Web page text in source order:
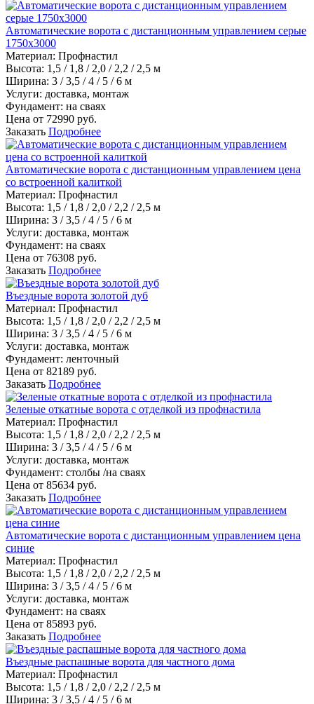
Автоматические ворота с дистанционным управлением серые
1750х3000
Материал: Профнастил
Высота: 1,5 / 1,8 / 2,0 / 2,2 / 2,5 м
Ширина: 3 / 3,5 / 4 / 5 / 6 м
Услуги: доставка, монтаж
Фундамент: на сваях
Цена от 72990 руб.
Заказать Подробнее
Автоматические ворота с дистанционным управлением цена
со встроенной калиткой
Материал: Профнастил
Высота: 1,5 / 1,8 / 2,0 / 2,2 / 2,5 м
Ширина: 3 / 3,5 / 4 / 5 / 6 м
Услуги: доставка, монтаж
Фундамент: на сваях
Цена от 76308 руб.
Заказать Подробнее
Въездные ворота золотой дуб
Материал: Профнастил
Высота: 1,5 / 1,8 / 2,0 / 2,2 / 2,5 м
Ширина: 3 / 3,5 / 4 / 5 / 6 м
Услуги: доставка, монтаж
Фундамент: ленточный
Цена от 82189 руб.
Заказать Подробнее
Зеленые откатные ворота с отделкой из профнастила
Материал: Профнастил
Высота: 1,5 / 1,8 / 2,0 / 2,2 / 2,5 м
Ширина: 3 / 3,5 / 4 / 5 / 6 м
Услуги: доставка, монтаж
Фундамент: столбы /на сваях
Цена от 85634 руб.
Заказать Подробнее
Автоматические ворота с дистанционным управлением цена
синие
Материал: Профнастил
Высота: 1,5 / 1,8 / 2,0 / 2,2 / 2,5 м
Ширина: 3 / 3,5 / 4 / 5 / 6 м
Услуги: доставка, монтаж
Фундамент: на сваях
Цена от 85893 руб.
Заказать Подробнее
Въездные распашные ворота для частного дома
Материал: Профнастил
Высота: 1,5 / 1,8 / 2,0 / 2,2 / 2,5 м
Ширина: 3 / 3,5 / 4 / 5 / 6 м